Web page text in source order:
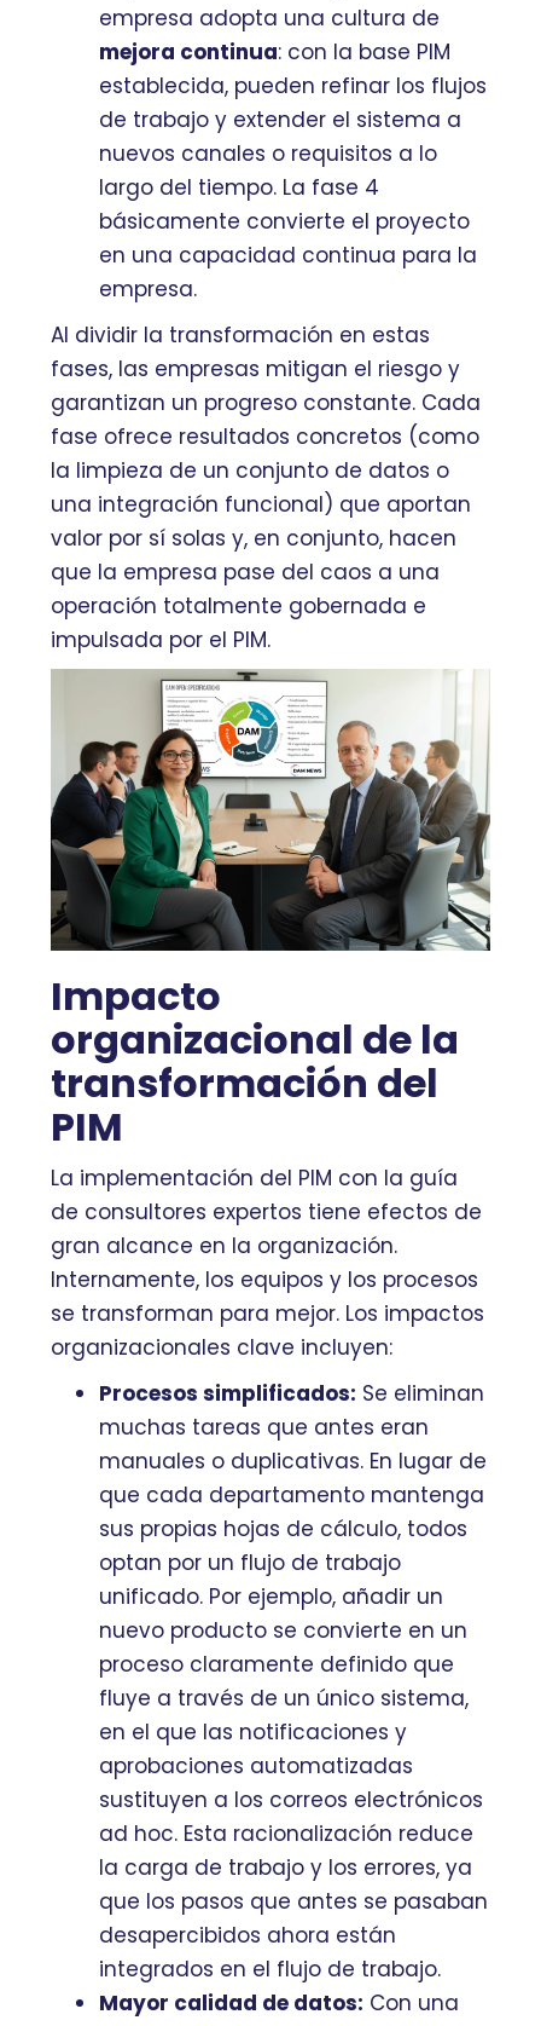
empresa adopta una cultura de
mejora continua: con la base PIM
establecida, pueden refinar los flujos
de trabajo y extender el sistema a
nuevos canales o requisitos a lo
largo del tiempo. La fase 4
básicamente convierte el proyecto
en una capacidad continua para la
empresa.
Al dividir la transformación en estas
fases, las empresas mitigan el riesgo y
garantizan un progreso constante. Cada
fase ofrece resultados concretos (como
la limpieza de un conjunto de datos o
una integración funcional) que aportan
valor por sí solas y, en conjunto, hacen
que la empresa pase del caos a una
operación totalmente gobernada e
impulsada por el PIM.
Impacto
organizacional de la
transformación del
PIM
La implementación del PIM con la guía
de consultores expertos tiene efectos de
gran alcance en la organización.
Internamente, los equipos y los procesos
se transforman para mejor. Los impactos
organizacionales clave incluyen:
Procesos simplificados: Se eliminan
muchas tareas que antes eran
manuales o duplicativas. En lugar de
que cada departamento mantenga
sus propias hojas de cálculo, todos
optan por un flujo de trabajo
unificado. Por ejemplo, añadir un
nuevo producto se convierte en un
proceso claramente definido que
fluye a través de un único sistema,
en el que las notificaciones y
aprobaciones automatizadas
sustituyen a los correos electrónicos
ad hoc. Esta racionalización reduce
la carga de trabajo y los errores, ya
que los pasos que antes se pasaban
desapercibidos ahora están
integrados en el flujo de trabajo.
Mayor calidad de datos: Con una